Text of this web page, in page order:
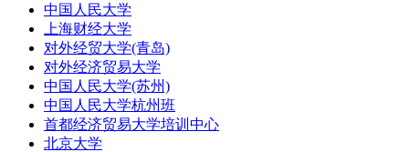
中国人民大学
上海财经大学
对外经贸大学(青岛)
对外经济贸易大学
中国人民大学(苏州)
中国人民大学杭州班
首都经济贸易大学培训中心
北京大学